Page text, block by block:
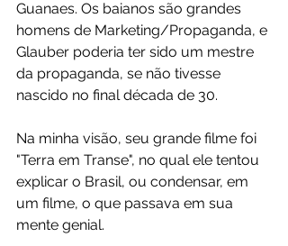
Guanaes. Os baianos são grandes
homens de Marketing/Propaganda, e
Glauber poderia ter sido um mestre
da propaganda, se não tivesse
nascido no final década de 30.
Na minha visão, seu grande filme foi
"Terra em Transe", no qual ele tentou
explicar o Brasil, ou condensar, em
um filme, o que passava em sua
mente genial.